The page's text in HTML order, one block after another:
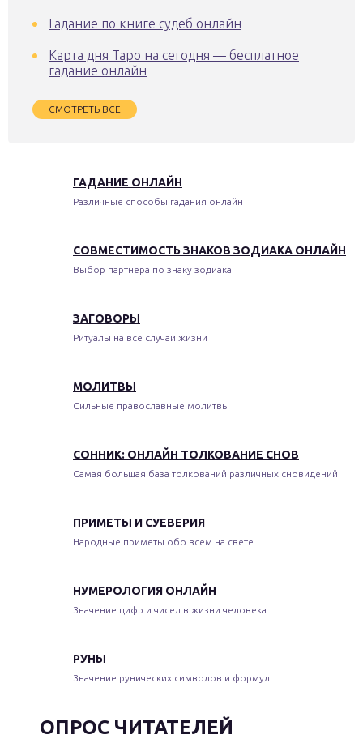
Гадание по книге судеб онлайн
Карта дня Таро на сегодня — бесплатное
гадание онлайн
СМОТРЕТЬ ВСЁ
ГАДАНИЕ ОНЛАЙН
Различные способы гадания онлайн
СОВМЕСТИМОСТЬ ЗНАКОВ ЗОДИАКА ОНЛАЙН
Выбор партнера по знаку зодиака
ЗАГОВОРЫ
Ритуалы на все случаи жизни
МОЛИТВЫ
Сильные православные молитвы
СОННИК: ОНЛАЙН ТОЛКОВАНИЕ СНОВ
Самая большая база толкований различных сновидений
ПРИМЕТЫ И СУЕВЕРИЯ
Народные приметы обо всем на свете
НУМЕРОЛОГИЯ ОНЛАЙН
Значение цифр и чисел в жизни человека
РУНЫ
Значение рунических символов и формул
ОПРОС ЧИТАТЕЛЕЙ